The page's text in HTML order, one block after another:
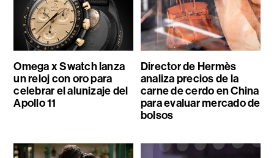
Omega x Swatch lanza
un reloj con oro para
celebrar el alunizaje del
Apollo 11
Director de Hermès
analiza precios de la
carne de cerdo en China
para evaluar mercado de
bolsos